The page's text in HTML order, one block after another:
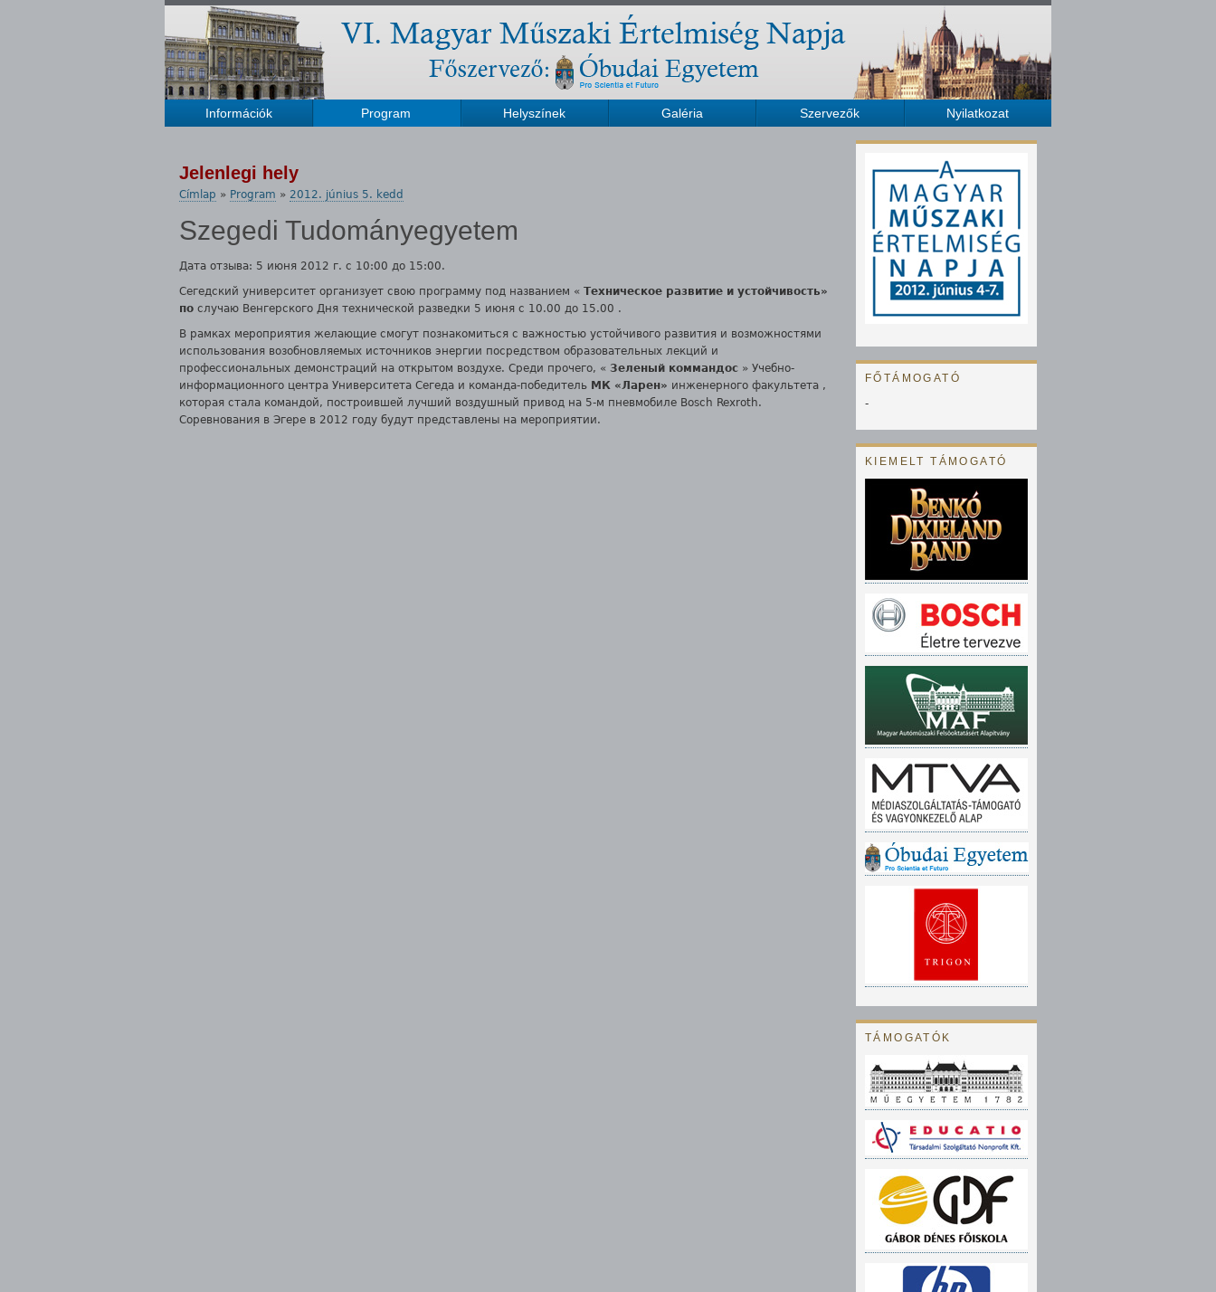
Főmenü
Információk Program Helyszínek Galéria Szervezők Nyilatkozat
Jelenlegi hely
Címlap » Program » 2012. június 5. kedd
Szegedi Tudományegyetem
Дата отзыва: 5 июня 2012 г. с 10:00 до 15:00.
Сегедский университет организует свою программу под названием « Техническое развитие и устойчивость»
по случаю Венгерского Дня технической разведки 5 июня с 10.00 до 15.00 .
В рамках мероприятия желающие смогут познакомиться с важностью устойчивого развития и возможностями
использования возобновляемых источников энергии посредством образовательных лекций и
профессиональных демонстраций на открытом воздухе. Среди прочего, « Зеленый коммандос » Учебно-
информационного центра Университета Сегеда и команда-победитель МК «Ларен» инженерного факультета ,
которая стала командой, построившей лучший воздушный привод на 5-м пневмобиле Bosch Rexroth.
Соревнования в Эгере в 2012 году будут представлены на мероприятии.
FŐTÁMOGATÓ
-
KIEMELT TÁMOGATÓ
TÁMOGATÓK